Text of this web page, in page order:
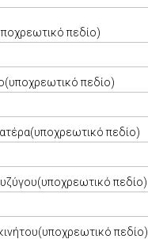
πεδίο)
πεδίο)
πεδίο)
πεδίο)
πεδίο)